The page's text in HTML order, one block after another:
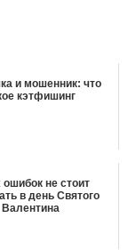
и мошенник: что
кэтфишинг
ошибок не стоит
в день Святого
Валентина